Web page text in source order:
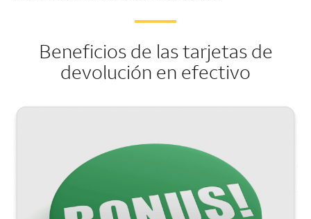
Beneficios de las tarjetas de
devolución en efectivo